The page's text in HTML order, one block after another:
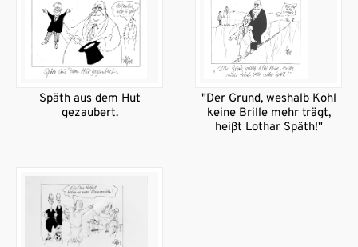
Späth aus dem Hut
gezaubert.
"Der Grund, weshalb Kohl
keine Brille mehr trägt,
heißt Lothar Späth!"